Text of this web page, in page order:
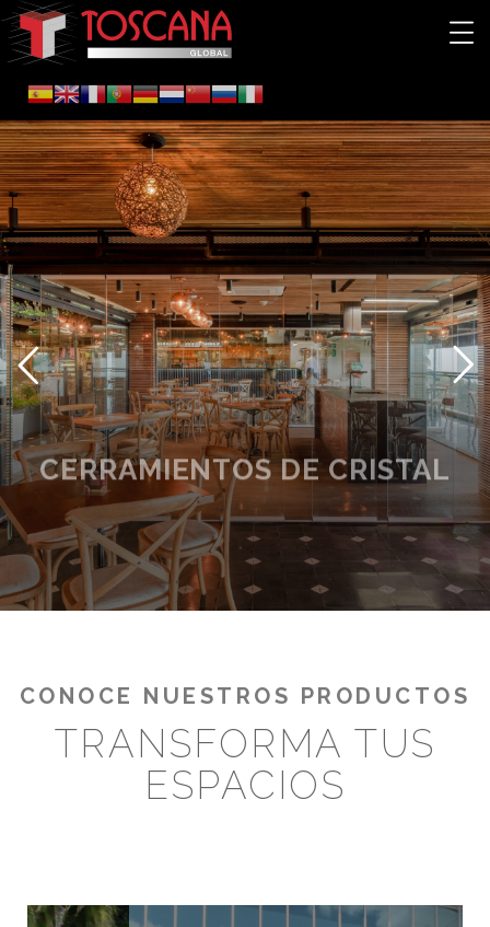
CERRAMIENTOS DE CRISTAL
¡RENTABILIZA TUS OUTDOORS!
CONOCE NUESTROS PRODUCTOS
TRANSFORMA TUS
ESPACIOS